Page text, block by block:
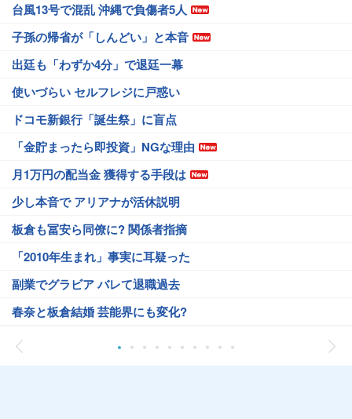
台風13号で混乱 沖縄で負傷者5人
子孫の帰省が「しんどい」と本音
出廷も「わずか4分」で退廷一幕
使いづらい セルフレジに戸惑い
ドコモ新銀行「誕生祭」に盲点
「金貯まったら即投資」NGな理由
月1万円の配当金 獲得する手段は
少し本音で アリアナが活休説明
板倉も冨安ら同僚に? 関係者指摘
「2010年生まれ」事実に耳疑った
副業でグラビア バレて退職過去
春奈と板倉結婚 芸能界にも変化?